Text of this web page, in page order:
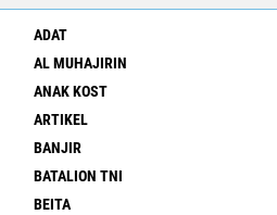
ADAT
AL MUHAJIRIN
ANAK KOST
ARTIKEL
BANJIR
BATALION TNI
BEITA